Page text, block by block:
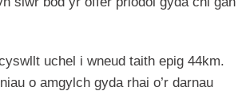
uchel i wneud taith epig 44km.
o amgylch gyda rhai o’r darnau